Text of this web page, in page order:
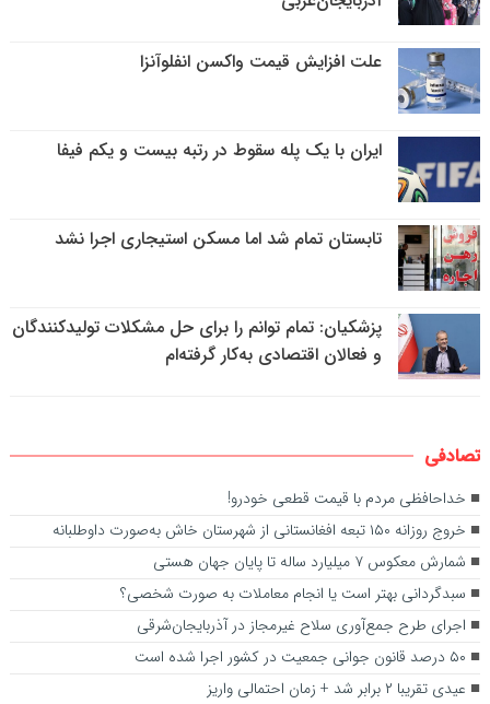
علت افزایش قیمت واکسن انفلوآنزا
ایران با یک پله سقوط در رتبه بیست و یکم فیفا
تابستان تمام شد اما مسکن استیجاری اجرا نشد
پزشکیان: تمام توانم را برای حل مشکلات تولیدکنندگان
و فعالان اقتصادی به‌کار گرفته‌ام
تصادفی
خداحافظی مردم با قیمت قطعی خودرو!
خروج روزانه ۱۵۰ تبعه افغانستانی از شهرستان خاش به‌صورت داوطلبانه
شمارش معکوس ۷ میلیارد ساله تا پایان جهان هستی
سبدگردانی بهتر است یا انجام معاملات به صورت شخصی؟
اجرای طرح جمع‌آوری سلاح غیرمجاز در آذربایجان‌شرقی
۵۰ درصد قانون جوانی جمعیت در کشور اجرا شده است
عیدی تقریبا ۲ برابر شد + زمان احتمالی واریز